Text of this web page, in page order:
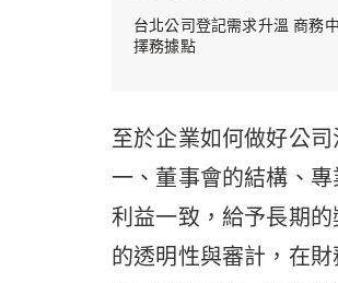
台北公司登記需求升溫 商務
擇務據點
至於企業如何做好公
一、董事會的結構、
利益一致，給予長期
的透明性與審計，在